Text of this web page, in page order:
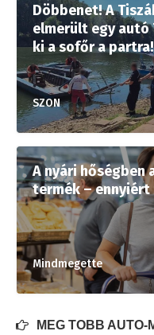
Döbbenet! A
elmerült egy autó
ki a sofőr a partra!
SZON
A nyári hőségben
termék – ennyiért
Mindmegette
MÉG TÖBB AUTÓ-